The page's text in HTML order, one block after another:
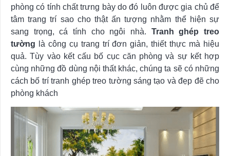
phòng có tính chất trưng bày do đó luôn được gia chủ để
tâm trang trí sao cho thật ấn tượng nhằm thể hiện sự
sang trọng, cá tính cho ngôi nhà. Tranh ghép treo
tường là công cụ trang trí đơn giản, thiết thực mà hiệu
quả. Tùy vào kết cấu bố cục căn phòng và sự kết hợp
cùng những đồ dùng nội thất khác, chúng ta sẽ có những
cách bố trí tranh ghép treo tường sáng tạo và đẹp đẽ cho
phòng khách